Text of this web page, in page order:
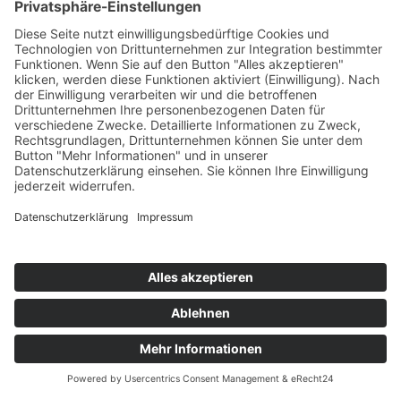
Intuition Machines, Inc., 2211 Selig Drive, Los Angeles, CA
90026, USA. Mit hCaptcha soll überprüft werden, ob die
Dateneingabe durch einen Menschen oder durch ein
automatisiertes Programm erfolgt. Die bei der Analyse
erfassten Daten werden an IMI weitergeleitet.
Die Speicherung und Analyse der Daten erfolgt auf
Grundlage von Art. 6 Abs. 1 lit. f DSGVO. Weitere
Informationen:hcaptcha.com/privacy
TGSWebdesignEST. 2004